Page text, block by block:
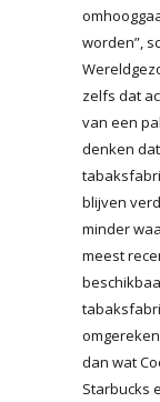
worden”,
zelfs dat
van een
denken
blijven
minder
meest
dan wat
Starbucks